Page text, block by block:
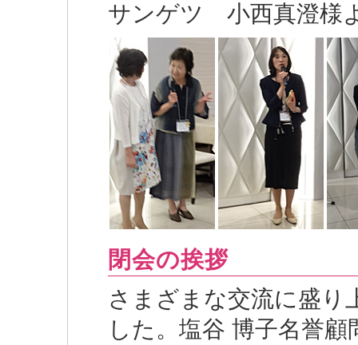
サンゲツ 小西真澄様
閉会の挨拶
さまざまな交流に盛り
した。塩谷 博子名誉